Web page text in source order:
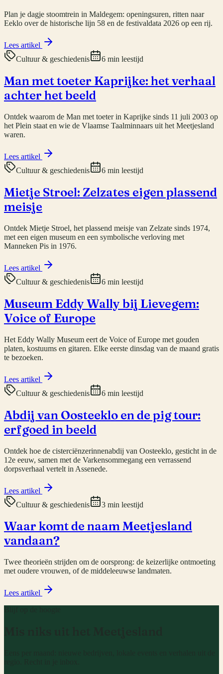
Plan je dagje stoomtrein in Maldegem: openingsuren, ritten naar
Eeklo over de historische lijn 58 en de festivaldata 2026 op een rij.
Lees artikel
Cultuur & geschiedenis
6 min leestijd
Man met toeter Kaprijke: het verhaal
achter het beeld
Ontdek waarom de Man met toeter in Kaprijke sinds 11 juli 2003 op
het Plein staat en wie de Vlaamse Taalminnaars uit het Meetjesland
waren.
Lees artikel
Cultuur & geschiedenis
6 min leestijd
Mietje Stroel: Zelzates eigen plassend
meisje
Ontdek Mietje Stroel, het plassend meisje van Zelzate sinds 1974,
met een eigen museum en een symbolische verloving met
Manneken Pis in 1976.
Lees artikel
Cultuur & geschiedenis
6 min leestijd
Museum Eddy Wally bij Lievegem:
Voice of Europe
Het Eddy Wally Museum eert de Voice of Europe met gouden
platen, kostuums en gitaren. Elke eerste dinsdag van de maand gratis
te bezoeken.
Lees artikel
Cultuur & geschiedenis
6 min leestijd
Abdij van Oosteeklo en de pig tour:
erfgoed in beeld
Ontdek hoe de cisterciënzerinnenabdij van Oosteeklo, gesticht in de
12e eeuw, samen met de Varkensommegang een verrassend
dorpsverhaal vertelt in Assenede.
Lees artikel
Cultuur & geschiedenis
3 min leestijd
Waar komt de naam Meetjesland
vandaan?
Twee theorieën strijden om de oorsprong: de keizerlijke ontmoeting
met oudere vrouwen, of de middeleeuwse landmaten.
Lees artikel